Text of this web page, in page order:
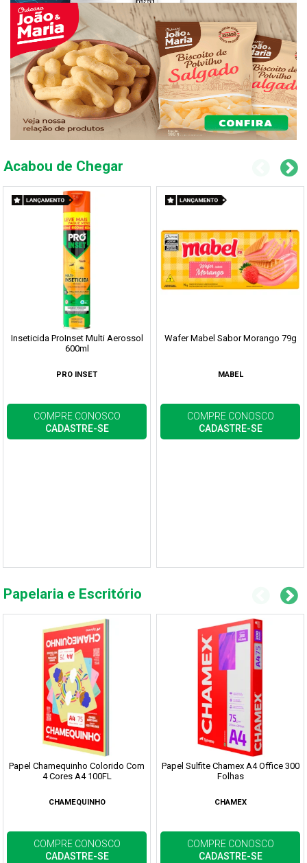
Acabou de Chegar
Inseticida ProInset Multi Aerossol
600ml
PRO INSET
COMPRE CONOSCO
CADASTRE-SE
Wafer Mabel Sabor Morango 79g
MABEL
COMPRE CONOSCO
CADASTRE-SE
Papelaria e Escritório
Papel Chamequinho Colorido Com
4 Cores A4 100FL
CHAMEQUINHO
COMPRE CONOSCO
CADASTRE-SE
Papel Sulfite Chamex A4 Office 300
Folhas
CHAMEX
COMPRE CONOSCO
CADASTRE-SE